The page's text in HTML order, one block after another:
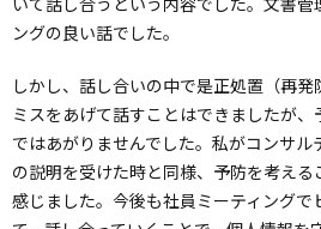
ングの良い話でした。
しかし、話し合いの中で是正処置（再
ミスをあげて話すことはできましたが
ではあがりませんでした。私がコンサ
の説明を受けた時と同様、予防を考え
感じました。今後も社員ミーティングで